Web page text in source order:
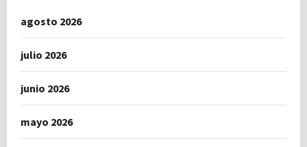
agosto 2026
julio 2026
junio 2026
mayo 2026